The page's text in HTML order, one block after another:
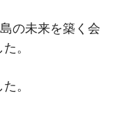
の未来を築く会
。
。